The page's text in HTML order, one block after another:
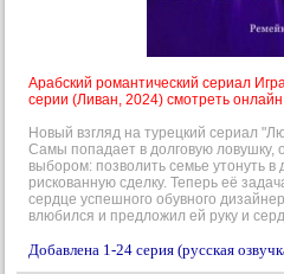
Арабский романтический сериал
серии (Ливан, 2024) смотреть онлайн
Новый взгляд на турецкий сериал
Самы попадает в долговую ловушку,
выбором: позволить семье утонуть в
рискованную сделку. Теперь её
сердце успешного обувного
влюбился и предложил ей руку и
Добавлена 1-24 серия (русская